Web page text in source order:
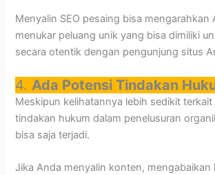
Menyalin SEO pesaing bisa mengarahkan
menukar peluang unik yang bisa dimiliki
secara otentik dengan pengunjung situs
4. Ada Potensi Tindakan
Meskipun kelihatannya lebih sedikit
tindakan hukum dalam penelusuran
bisa saja terjadi.
Jika Anda menyalin konten, mengabaikan